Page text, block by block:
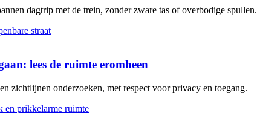
dagtrip met de trein, zonder zware tas of overbodige spullen.
lees de ruimte eromheen
zichtlijnen onderzoeken, met respect voor privacy en toegang.